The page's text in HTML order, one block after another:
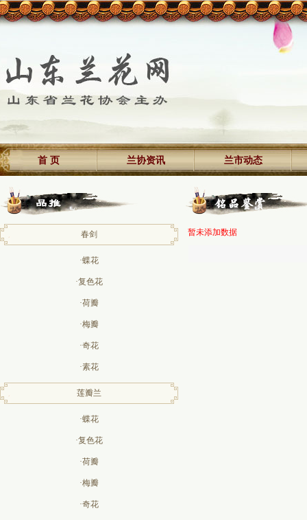
首 页 兰协资讯 兰市动态
春剑
·蝶花
·复色花
·荷瓣
·梅瓣
·奇花
·素花
莲瓣兰
·蝶花
·复色花
·荷瓣
·梅瓣
·奇花
暂未添加数据